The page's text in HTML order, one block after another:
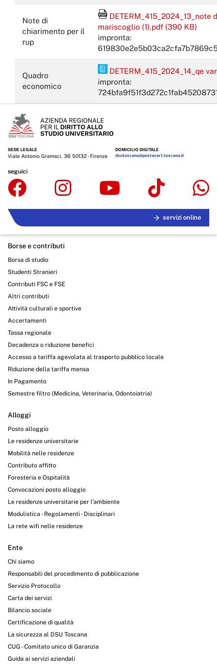
Note di
chiarimento per il
rup
File Acrobat Reader
mariscoglio (1).pdf (390 KB)
impronta:
Quadro
economico
PDF Pades
DETERM_415_2024_14_qe
impronta:
SEDE LEGALE
Viale Antonio Gramsci, 36 50132 - Firenze
DOMICILIO DIGITALE
dsutoscana@postacert.toscana.it
seguici
servizi online
Borse e contributi
Borsa di studio
Studenti Stranieri
Contributi FSC e FSE
Altri contributi
Attività culturali e sportive
Accertamenti
Tassa regionale
Decadenza o riduzione benefici
Accesso a tariffa agevolata al trasporto pubblico locale
Riduzione della tariffa mensa
In Pagamento
Semestre filtro (Medicina, Veterinaria, Odontoiatria)
Alloggi
Posto alloggio
Le residenze universitarie
Mobilità nelle residenze
Contributo affitto
Foresteria e Ospitalità
Convocazioni posto alloggio
Le residenze universitarie per l’ambiente
Modulistica - Regolamenti - Disciplinari
La rete wifi nelle residenze
Ente
Chi siamo
Responsabili del procedimento di pubblicazione
Servizio Protocollo
Carta dei servizi
Bilancio sociale
Certificazione di qualità
La sicurezza al DSU Toscana
CUG - Comitato unico di Garanzia
Guida ai servizi aziendali